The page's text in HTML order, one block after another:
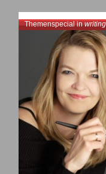
Themenspecial in